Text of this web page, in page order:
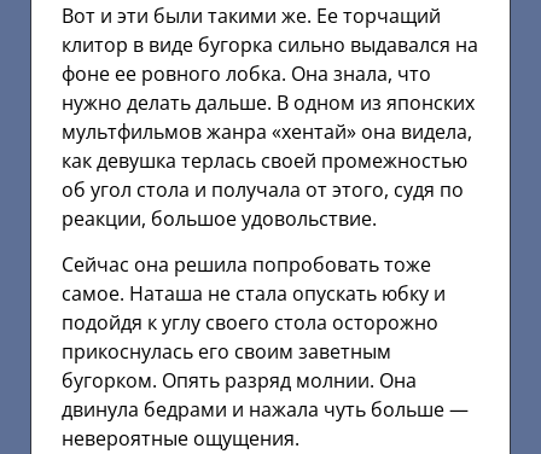
Вот и эти были такими же. Ее торчащий
клитор в виде бугорка сильно выдавался на
фоне ее ровного лобка. Она знала, что
нужно делать дальше. В одном из японских
мультфильмов жанра «хентай» она видела,
как девушка терлась своей промежностью
об угол стола и получала от этого, судя по
реакции, большое удовольствие.
Сейчас она решила попробовать тоже
самое. Наташа не стала опускать юбку и
подойдя к углу своего стола осторожно
прикоснулась его своим заветным
бугорком. Опять разряд молнии. Она
двинула бедрами и нажала чуть больше —
невероятные ощущения.